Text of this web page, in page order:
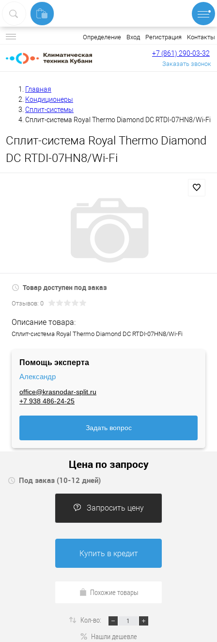
Определение Вход Регистрация Контакты
+7 (861) 290-03-32
Заказать звонок
Главная
Кондиционеры
Сплит-системы
Сплит-система Royal Thermo Diamond DC RTDI-07HN8/Wi-Fi
Сплит-система Royal Thermo Diamond
DC RTDI-07HN8/Wi-Fi
Товар доступен под заказ
Отзывов: 0
Описание товара:
Сплит-система Royal Thermo Diamond DC RTDI-07HN8/Wi-Fi
Помощь эксперта
Александр
office@krasnodar-split.ru
+7 938 486-24-25
Задать вопрос
Цена по запросу
Под заказ (10-12 дней)
Запросить цену
Купить в кредит
Похожие товары
Кол-во:
Нашли дешевле